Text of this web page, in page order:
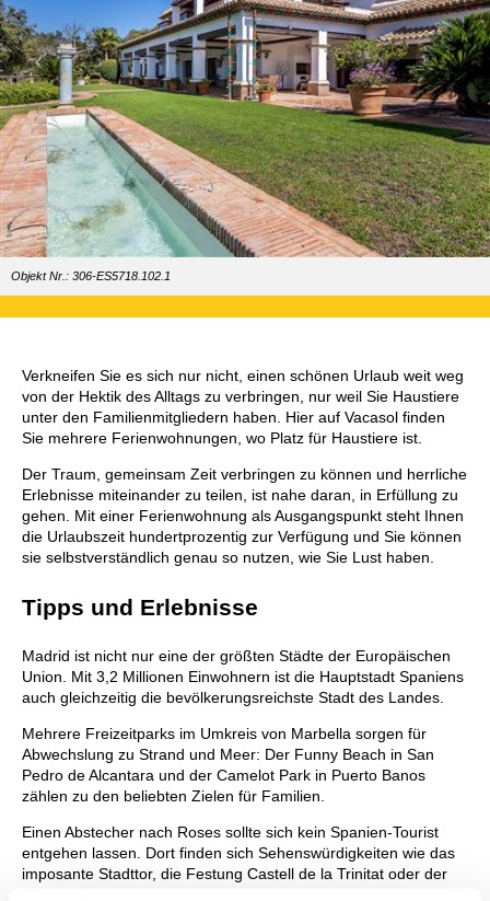
Objekt Nr.: 306-ES5718.102.1
Verkneifen Sie es sich nur nicht, einen schönen Urlaub weit weg
von der Hektik des Alltags zu verbringen, nur weil Sie Haustiere
unter den Familienmitgliedern haben. Hier auf Vacasol finden
Sie mehrere Ferienwohnungen, wo Platz für Haustiere ist.
Der Traum, gemeinsam Zeit verbringen zu können und herrliche
Erlebnisse miteinander zu teilen, ist nahe daran, in Erfüllung zu
gehen. Mit einer Ferienwohnung als Ausgangspunkt steht Ihnen
die Urlaubszeit hundertprozentig zur Verfügung und Sie können
sie selbstverständlich genau so nutzen, wie Sie Lust haben.
Tipps und Erlebnisse
Madrid ist nicht nur eine der größten Städte der Europäischen
Union. Mit 3,2 Millionen Einwohnern ist die Hauptstadt Spaniens
auch gleichzeitig die bevölkerungsreichste Stadt des Landes.
Mehrere Freizeitparks im Umkreis von Marbella sorgen für
Abwechslung zu Strand und Meer: Der Funny Beach in San
Pedro de Alcantara und der Camelot Park in Puerto Banos
zählen zu den beliebten Zielen für Familien.
Einen Abstecher nach Roses sollte sich kein Spanien-Tourist
entgehen lassen. Dort finden sich Sehenswürdigkeiten wie das
imposante Stadttor, die Festung Castell de la Trinitat oder der